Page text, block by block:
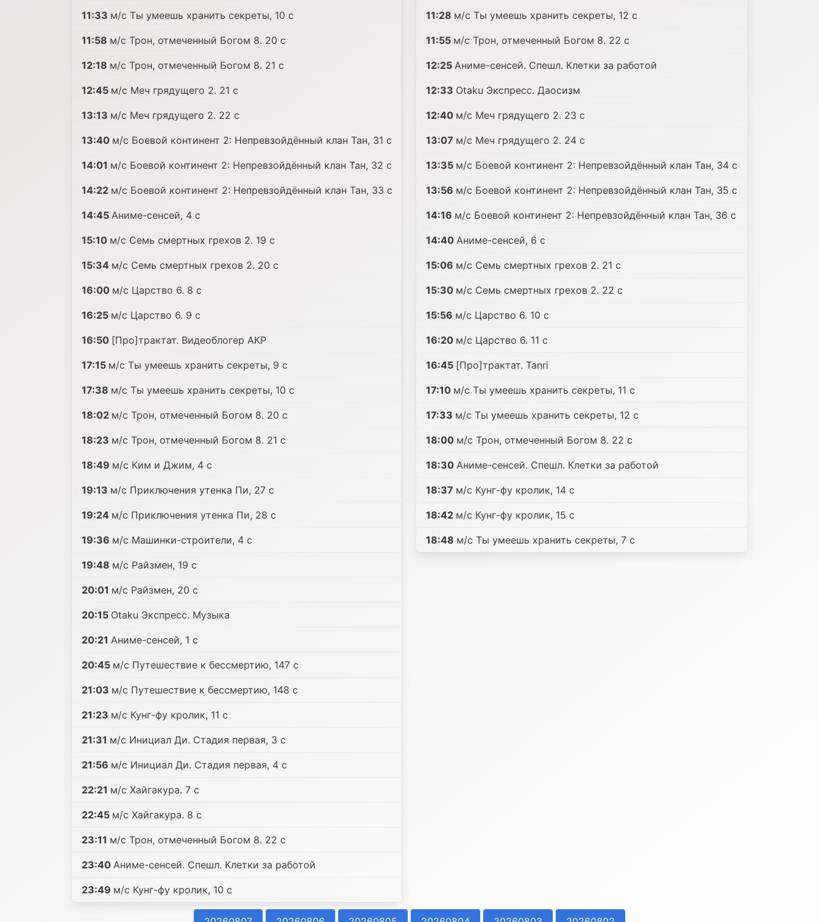
11:33 м/с Ты умеешь хранить секреты, 10 c
11:58 м/с Трон, отмеченный Богом 8. 20 c
12:18 м/с Трон, отмеченный Богом 8. 21 c
12:45 м/с Меч грядущего 2. 21 c
13:13 м/с Меч грядущего 2. 22 c
13:40 м/с Боевой континент 2: Непревзойдённый клан Тан, 31 c
14:01 м/с Боевой континент 2: Непревзойдённый клан Тан, 32 c
14:22 м/с Боевой континент 2: Непревзойдённый клан Тан, 33 c
14:45 Аниме-сенсей, 4 c
15:10 м/с Семь смертных грехов 2. 19 c
15:34 м/с Семь смертных грехов 2. 20 c
16:00 м/с Царство 6. 8 c
16:25 м/с Царство 6. 9 c
16:50 [Про]трактат. Видеоблогер АКР
17:15 м/с Ты умеешь хранить секреты, 9 c
17:38 м/с Ты умеешь хранить секреты, 10 c
18:02 м/с Трон, отмеченный Богом 8. 20 c
18:23 м/с Трон, отмеченный Богом 8. 21 c
18:49 м/с Ким и Джим, 4 c
19:13 м/с Приключения утенка Пи, 27 c
19:24 м/с Приключения утенка Пи, 28 c
19:36 м/с Машинки-строители, 4 c
19:48 м/с Райзмен, 19 c
20:01 м/с Райзмен, 20 c
20:15 Otaku Экспресс. Музыка
20:21 Аниме-сенсей, 1 c
20:45 м/с Путешествие к бессмертию, 147 c
21:03 м/с Путешествие к бессмертию, 148 c
21:23 м/с Кунг-фу кролик, 11 c
21:31 м/с Инициал Ди. Стадия первая, 3 c
21:56 м/с Инициал Ди. Стадия первая, 4 c
22:21 м/с Хайгакура. 7 c
22:45 м/с Хайгакура. 8 c
23:11 м/с Трон, отмеченный Богом 8. 22 c
23:40 Аниме-сенсей. Спешл. Клетки за работой
23:49 м/с Кунг-фу кролик, 10 c
11:28 м/с Ты умеешь хранить секреты, 12 c
11:55 м/с Трон, отмеченный Богом 8. 22 c
12:25 Аниме-сенсей. Спешл. Клетки за работой
12:33 Otaku Экспресс. Даосизм
12:40 м/с Меч грядущего 2. 23 c
13:07 м/с Меч грядущего 2. 24 c
13:35 м/с Боевой континент 2: Непревзойдённый клан Тан, 34 c
13:56 м/с Боевой континент 2: Непревзойдённый клан Тан, 35 c
14:16 м/с Боевой континент 2: Непревзойдённый клан Тан, 36 c
14:40 Аниме-сенсей, 6 c
15:06 м/с Семь смертных грехов 2. 21 c
15:30 м/с Семь смертных грехов 2. 22 c
15:56 м/с Царство 6. 10 c
16:20 м/с Царство 6. 11 c
16:45 [Про]трактат. Tanri
17:10 м/с Ты умеешь хранить секреты, 11 c
17:33 м/с Ты умеешь хранить секреты, 12 c
18:00 м/с Трон, отмеченный Богом 8. 22 c
18:30 Аниме-сенсей. Спешл. Клетки за работой
18:37 м/с Кунг-фу кролик, 14 c
18:42 м/с Кунг-фу кролик, 15 c
18:48 м/с Ты умеешь хранить секреты, 7 c